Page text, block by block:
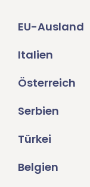
EU-Ausland
Italien
Österreich
Serbien
Türkei
Belgien